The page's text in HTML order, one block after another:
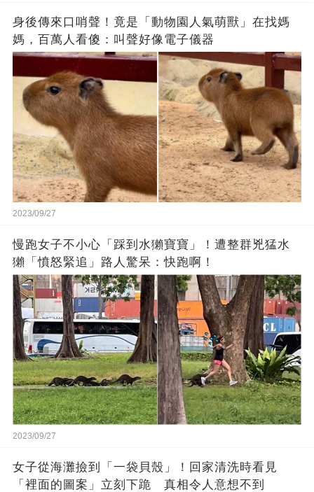
身後傳來口哨聲！竟是「動物園人氣萌獸」在找媽
媽，百萬人看傻：叫聲好像電子儀器
2023/09/27
慢跑女子不小心「踩到水獺寶寶」！遭整群兇猛水
獺「憤怒緊追」路人驚呆：快跑啊！
2023/09/27
女子從海灘撿到「一袋貝殼」！回家清洗時看見
「裡面的圖案」立刻下跪 真相令人意想不到